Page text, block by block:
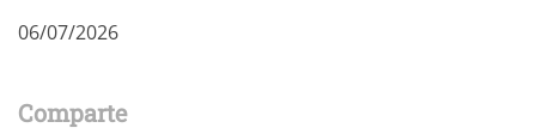
06/07/2026
Comparte